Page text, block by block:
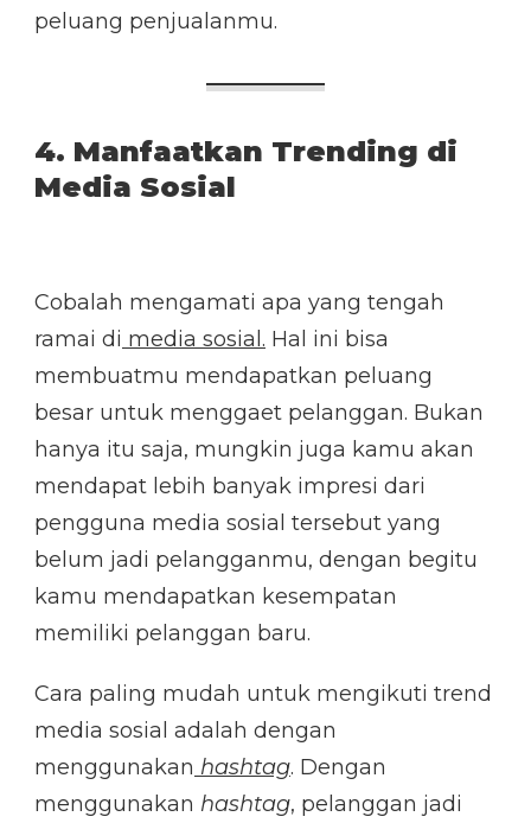
peluang penjualanmu.
4. Manfaatkan Trending di
Media Sosial
Cobalah mengamati apa yang tengah
ramai di media sosial. Hal ini bisa
membuatmu mendapatkan peluang
besar untuk menggaet pelanggan. Bukan
hanya itu saja, mungkin juga kamu akan
mendapat lebih banyak impresi dari
pengguna media sosial tersebut yang
belum jadi pelangganmu, dengan begitu
kamu mendapatkan kesempatan
memiliki pelanggan baru.
Cara paling mudah untuk mengikuti trend
media sosial adalah dengan
menggunakan hashtag. Dengan
menggunakan hashtag, pelanggan jadi